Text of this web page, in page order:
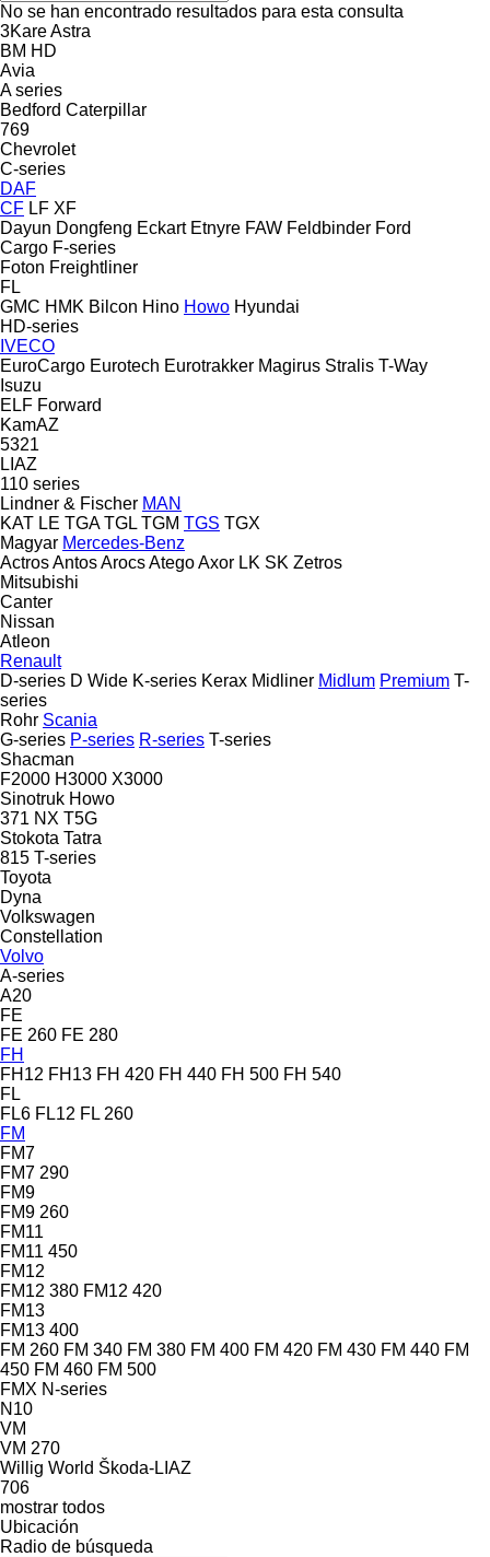
No se han encontrado resultados para esta consulta
3KareAstra
BM HD
Avia
A series
Bedford Caterpillar
769
Chevrolet
C-series
DAF
CF LF XF
Dayun Dongfeng Eckart Etnyre FAW Feldbinder Ford
Cargo F-series
Foton Freightliner
FL
GMC HMK Bilcon Hino Howo Hyundai
HD-series
IVECO
EuroCargo Eurotech Eurotrakker Magirus Stralis T-Way
Isuzu
ELF Forward
KamAZ
5321
LIAZ
110 series
Lindner & Fischer MAN
KAT LE TGA TGL TGM TGS TGX
Magyar Mercedes-Benz
ActrosAntosArocsAtegoAxor LK SK Zetros
Mitsubishi
Canter
Nissan
Atleon
Renault
D-series D Wide K-series Kerax Midliner Midlum Premium T-
series
Rohr Scania
G-series P-series R-series T-series
Shacman
F2000 H3000 X3000
Sinotruk Howo
371 NX T5G
Stokota Tatra
815 T-series
Toyota
Dyna
Volkswagen
Constellation
Volvo
A-series
A20
FE
FE 260 FE 280
FH
FH12 FH13 FH 420 FH 440 FH 500 FH 540
FL
FL6 FL12 FL 260
FM
FM7
FM7 290
FM9
FM9 260
FM11
FM11 450
FM12
FM12 380 FM12 420
FM13
FM13 400
FM 260 FM 340 FM 380 FM 400 FM 420 FM 430 FM 440 FM
450 FM 460 FM 500
FMX N-series
N10
VM
VM 270
Willig World Škoda-LIAZ
706
mostrar todos
Ubicación
Radio de búsqueda